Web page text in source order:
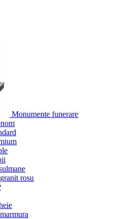
Monumente funerare
rosu